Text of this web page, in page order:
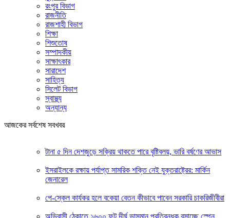
রংপুর বিভাগ
রাজনীতি
রাজশাহী বিভাগ
শিক্ষা
শিশুতোষ
সম্পাদকীয়
সাক্ষাৎকার
সারাদেশ
সাহিত্য
সিলেট বিভাগ
স্বাস্থ্য
অন্যান্য
আজকের সর্বশেষ সবখবর
টানা ৫ দিন দেশজুড়ে সক্রিয় থাকতে পারে বৃষ্টিবলয়, ভারি বর্ষণের আভাস
ইসরাইলকে রক্ষায় পর্যাপ্ত সামরিক শক্তি নেই যুক্তরাষ্ট্রের: মার্কিন
জেনারেল
পে-স্কেল কার্যকর হলে বকেয়া বেতন কীভাবে পাবেন সরকারি চাকরিজীবীরা
অভিবাসী ঠেকাতে ১৬০০ ফুট দীর্ঘ ভাসমান প্রতিবন্ধক বসাচ্ছে স্পেন